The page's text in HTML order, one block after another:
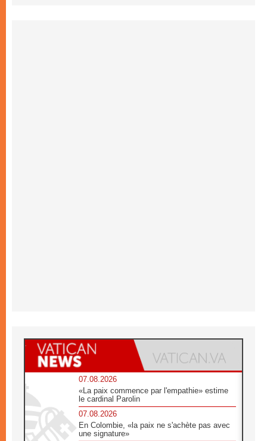
07.08.2026
«La paix commence par l'empathie» estime
le cardinal Parolin
07.08.2026
En Colombie, «la paix ne s'achète pas avec
une signature»